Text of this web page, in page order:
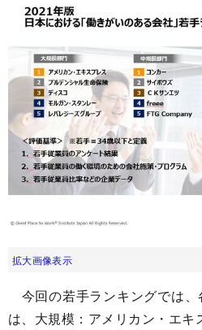
拡大画像表示
今回の若手ランキングでは
は、大規模：アメリカン・エキ